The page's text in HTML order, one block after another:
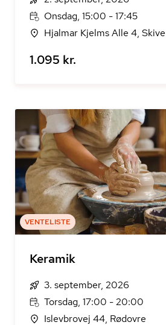
Onsdag, 15:00 - 17:45
Hjalmar Kjelms Alle 4, Skive
1.095 kr.
VENTELISTE
Keramik
3. september, 2026
Torsdag, 17:00 - 20:00
Islevbrovej 44, Rødovre